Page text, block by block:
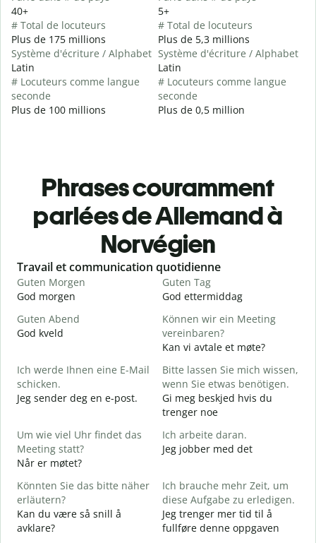
40+
# Total de locuteurs
Plus de 175 millions
Système d'écriture / Alphabet
Latin
# Locuteurs comme langue
seconde
Plus de 100 millions
5+
# Total de locuteurs
Plus de 5,3 millions
Système d'écriture / Alphabet
Latin
# Locuteurs comme langue
seconde
Plus de 0,5 million
Phrases couramment
parlées de Allemand à
Norvégien
Slide 1 of 6
Travail et communication quotidienne
Guten Morgen
God morgen
Guten Tag
God ettermiddag
Guten Abend
God kveld
Können wir ein Meeting
vereinbaren?
Kan vi avtale et møte?
Ich werde Ihnen eine E-Mail
schicken.
Jeg sender deg en e-post.
Bitte lassen Sie mich wissen,
wenn Sie etwas benötigen.
Gi meg beskjed hvis du
trenger noe
Um wie viel Uhr findet das
Meeting statt?
Når er møtet?
Ich arbeite daran.
Jeg jobber med det
Könnten Sie das bitte näher
erläutern?
Kan du være så snill å
avklare?
Ich brauche mehr Zeit, um
diese Aufgabe zu erledigen.
Jeg trenger mer tid til å
fullføre denne oppgaven